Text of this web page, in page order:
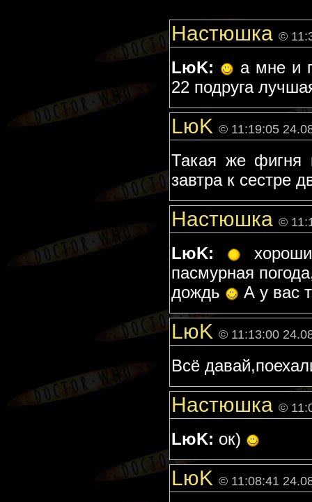
Настюшка ©
LюK:
а мне и
22 подруга
LюK © 11:19:05
Такая же фигня
завтра к сестре
Настюшка ©
LюK:
пасмурная
дождь
А у вас
LюK © 11:13:00
Всё
Настюшка ©
LюK: ок)
LюK © 11:08:41